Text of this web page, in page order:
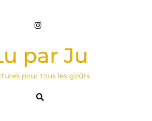
par Ju
pour tous les goûts